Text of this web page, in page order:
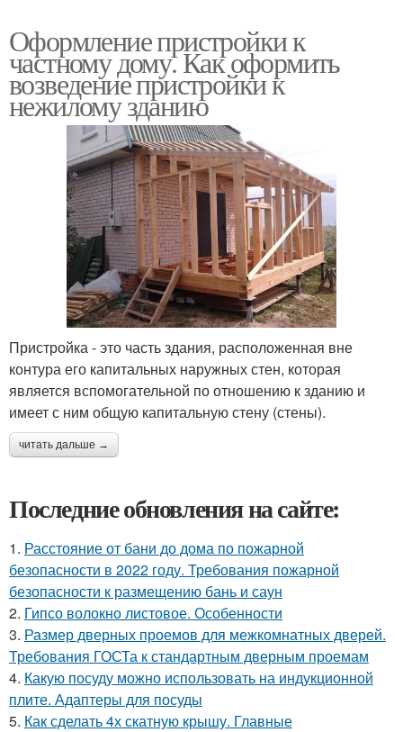
Оформление пристройки к
частному дому. Как оформить
возведение пристройки к
нежилому зданию
Пристройка - это часть здания, расположенная вне
контура его капитальных наружных стен, которая
является вспомогательной по отношению к зданию и
имеет с ним общую капитальную стену (стены).
читать дальше →
Последние обновления на сайте:
1. Расстояние от бани до дома по пожарной
безопасности в 2022 году. Требования пожарной
безопасности к размещению бань и саун
2. Гипсо волокно листовое. Особенности
3. Размер дверных проемов для межкомнатных дверей.
Требования ГОСТа к стандартным дверным проемам
4. Какую посуду можно использовать на индукционной
плите. Адаптеры для посуды
5. Как сделать 4х скатную крышу. Главные